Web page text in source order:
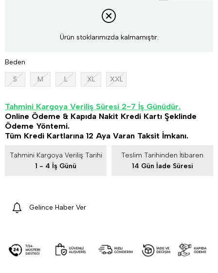
Ürün stoklarımızda kalmamıştır.
Beden
S M L XL XXL
Tahmini Kargoya Veriliş Süresi 2-7 İş Günüdür.
Online Ödeme & Kapıda Nakit Kredi Kartı Şeklinde
Ödeme Yöntemi.
Tüm Kredi Kartlarına 12 Aya Varan Taksit İmkanı.
Tahmini Kargoya Veriliş Tarihi
1 - 4 İş Günü
Teslim Tarihinden İtibaren
14 Gün İade Süresi
Gelince Haber Ver